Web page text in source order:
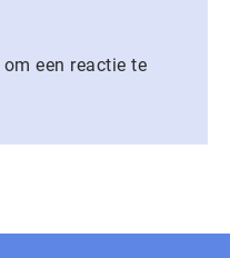
om een reactie te